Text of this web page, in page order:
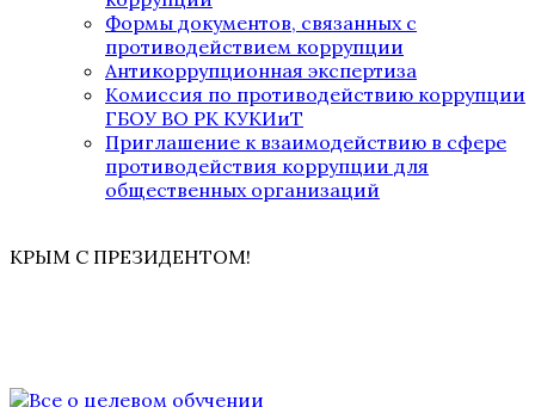
Формы документов, связанных с
противодействием коррупции
Антикоррупционная экспертиза
Комиссия по противодействию коррупции
ГБОУ ВО РК КУКИиТ
Приглашение к взаимодействию в сфере
противодействия коррупции для
общественных организаций
КРЫМ С ПРЕЗИДЕНТОМ!